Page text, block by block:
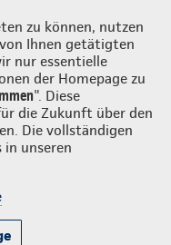
zu können, nutzen
Ihnen getätigten
nur essentielle
der Homepage zu
". Diese
die Zukunft über den
Die vollständigen
unseren
Login